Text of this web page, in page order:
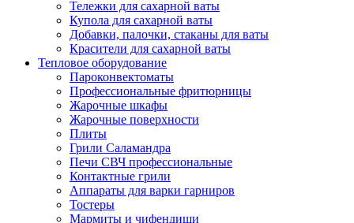
Тележки для сахарной ваты
Купола для сахарной ваты
Добавки, палочки, стаканы для ваты
Красители для сахарной ваты
Тепловое оборудование
Пароконвектоматы
Профессиональные фритюрницы
Жарочные шкафы
Жарочные поверхности
Плиты
Грили Саламандра
Печи СВЧ профессиональные
Контактные грили
Аппараты для варки гарниров
Тостеры
Мармиты и чифендиши